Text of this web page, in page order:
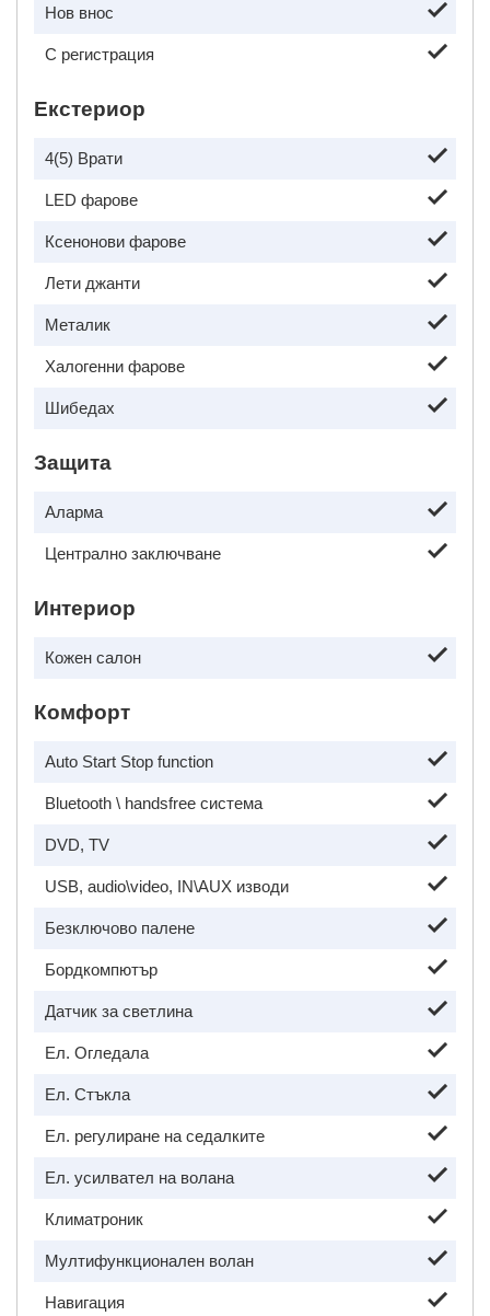
Нов внос
С регистрация
Екстериор
4(5) Врати
LED фарове
Ксенонови фарове
Лети джанти
Металик
Халогенни фарове
Шибедах
Защита
Аларма
Централно заключване
Интериор
Кожен салон
Комфорт
Auto Start Stop function
Bluetooth \ handsfree система
DVD, TV
USB, audio\video, IN\AUX изводи
Безключово палене
Бордкомпютър
Датчик за светлина
Ел. Огледала
Ел. Стъкла
Ел. регулиране на седалките
Ел. усилвател на волана
Климатроник
Мултифункционален волан
Навигация